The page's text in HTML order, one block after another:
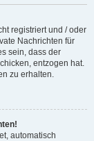
registriert und / oder
Nachrichten für
sein, dass der
entzogen hat.
zu erhalten.
automatisch